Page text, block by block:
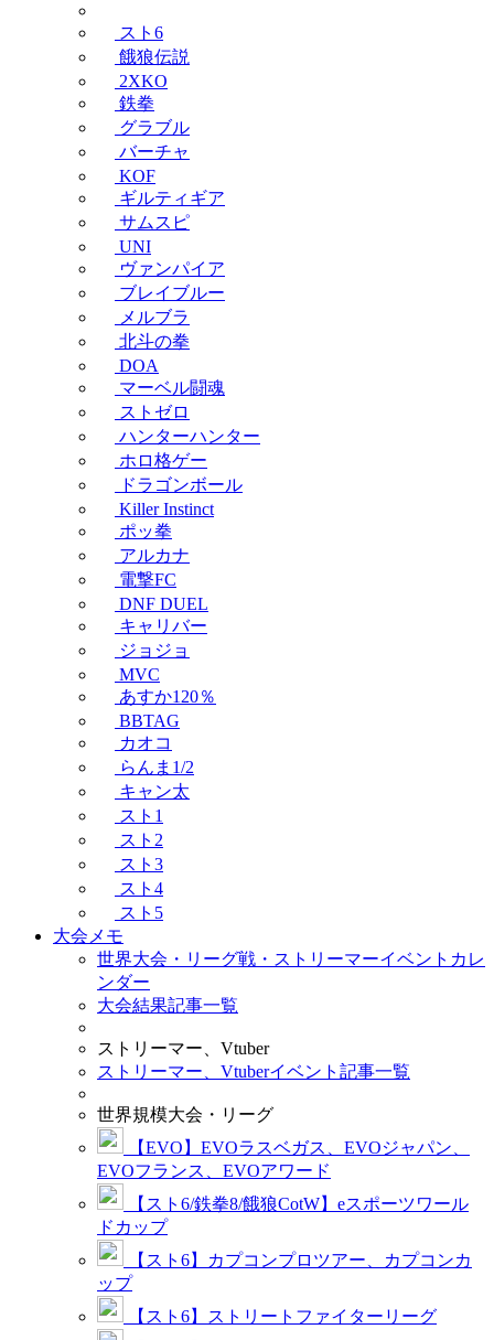
スト6
餓狼伝説
2XKO
鉄拳
グラブル
バーチャ
KOF
ギルティギア
サムスピ
UNI
ヴァンパイア
ブレイブルー
メルブラ
北斗の拳
DOA
マーベル闘魂
ストゼロ
ハンターハンター
ホロ格ゲー
ドラゴンボール
Killer Instinct
ポッ拳
アルカナ
電撃FC
DNF DUEL
キャリバー
ジョジョ
MVC
あすか120％
BBTAG
カオコ
らんま1/2
キャン太
スト1
スト2
スト3
スト4
スト5
大会メモ
世界大会・リーグ戦・ストリーマーイベントカレ
ンダー
大会結果記事一覧
ストリーマー、Vtuber
ストリーマー、Vtuberイベント記事一覧
世界規模大会・リーグ
【EVO】EVOラスベガス、EVOジャパン、
EVOフランス、EVOアワード
【スト6/鉄拳8/餓狼CotW】eスポーツワール
ドカップ
【スト6】カプコンプロツアー、カプコンカ
ップ
【スト6】ストリートファイターリーグ